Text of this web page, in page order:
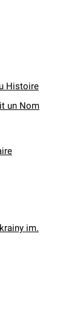
Histoire
un Nom
im.